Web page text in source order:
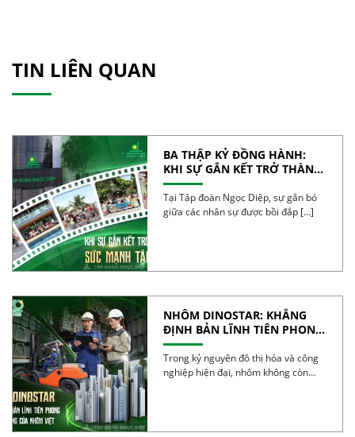
TIN LIÊN QUAN
BA THẬP KỶ ĐỒNG HÀNH:
KHI SỰ GẮN KẾT TRỞ THÀNH
SỨC MẠNH TẬP THỂ
Tại Tập đoàn Ngọc Diệp, sự gắn bó
giữa các nhân sự được bồi đắp […]
NHÔM DINOSTAR: KHẲNG
ĐỊNH BẢN LĨNH TIÊN PHONG
VÀ CHẤT LƯỢNG CỦA NHÔM
VIỆT
Trong kỷ nguyên đô thị hóa và công
nghiệp hiện đại, nhôm không còn